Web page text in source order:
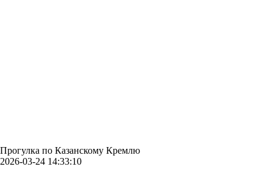
Прогулка по Казанскому Кремлю
2026-03-24 14:33:10